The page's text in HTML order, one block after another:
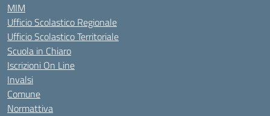
MIM
Ufficio Scolastico Regionale
Ufficio Scolastico Territoriale
Scuola in Chiaro
Iscrizioni On Line
Invalsi
Comune
Normattiva